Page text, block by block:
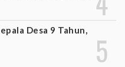
Desa 9 Tahun,